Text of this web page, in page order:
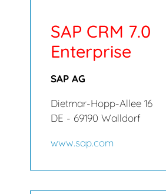
SAP CRM 7.0
Enterprise
SAP AG
Dietmar-Hopp-Allee 16
DE - 69190 Walldorf
www.sap.com